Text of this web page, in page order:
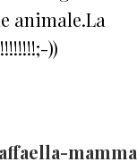
animale.La
))